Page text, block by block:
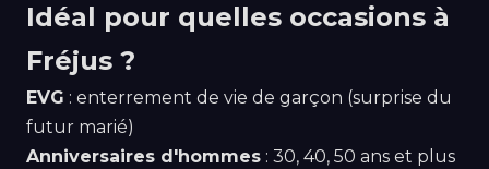
Idéal pour quelles occasions à
Fréjus ?
EVG : enterrement de vie de garçon (surprise du
futur marié)
Anniversaires d'hommes : 30, 40, 50 ans et plus